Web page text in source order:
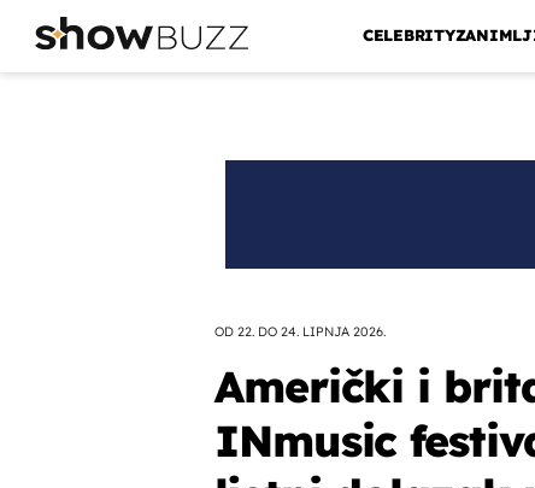
CELEBRITY
OD 22. DO 24. LIPNJA 2026.
Američki i
INmusic